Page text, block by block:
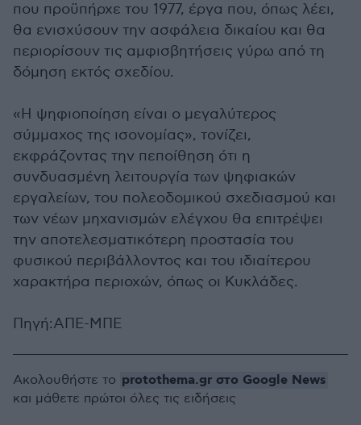
που προϋπήρχε του 1977, έργα που, όπως λέει,
θα ενισχύσουν την ασφάλεια δικαίου και θα
περιορίσουν τις αμφισβητήσεις γύρω από τη
δόμηση εκτός σχεδίου.
«Η ψηφιοποίηση είναι ο μεγαλύτερος
σύμμαχος της ισονομίας», τονίζει,
εκφράζοντας την πεποίθηση ότι η
συνδυασμένη λειτουργία των ψηφιακών
εργαλείων, του πολεοδομικού σχεδιασμού και
των νέων μηχανισμών ελέγχου θα επιτρέψει
την αποτελεσματικότερη προστασία του
φυσικού περιβάλλοντος και του ιδιαίτερου
χαρακτήρα περιοχών, όπως οι Κυκλάδες.
Πηγή:ΑΠΕ-ΜΠΕ
Ακολουθήστε το protothema.gr στο Google News
και μάθετε πρώτοι όλες τις ειδήσεις